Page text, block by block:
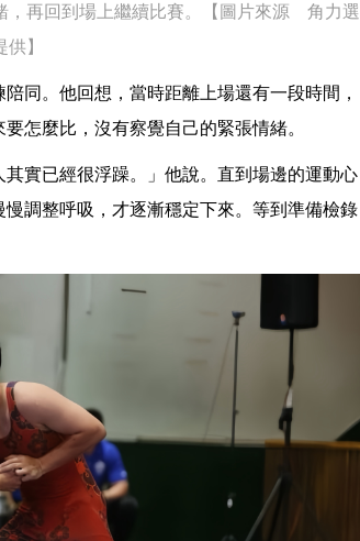
，再回到場上繼續比賽。【圖片來源 角力選
】
同。他回想，當時距離上場還有一段時間，
怎麼比，沒有察覺自己的緊張情緒。
實已經很浮躁。」他說。直到場邊的運動心
調整呼吸，才逐漸穩定下來。等到準備檢錄